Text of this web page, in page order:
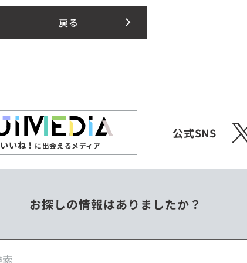
戻る
いいね！ に出会えるメディア
公式SNS X
お探しの情報はありましたか？